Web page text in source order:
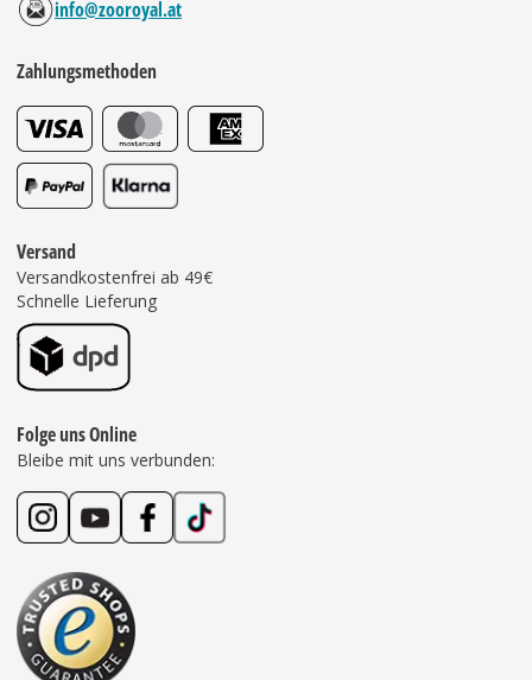
info@zooroyal.at
Zahlungsmethoden
Versand
Versandkostenfrei ab 49€
Schnelle Lieferung
Folge uns Online
Bleibe mit uns verbunden: